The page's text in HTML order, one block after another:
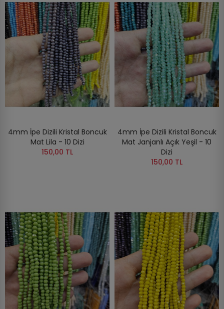
4mm İpe Dizili Kristal Boncuk
Mat Lila - 10 Dizi
150,00 TL
4mm İpe Dizili Kristal Boncuk
Mat Janjanlı Açık Yeşil - 10
Dizi
150,00 TL